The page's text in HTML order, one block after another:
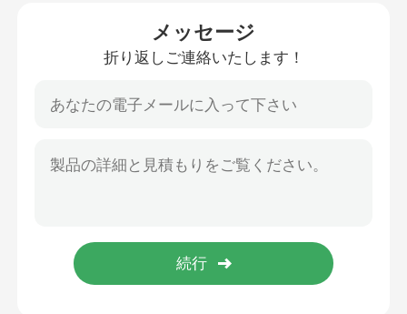
空のアイライナーのびん
メッセージ
折り返しご連絡いたします！